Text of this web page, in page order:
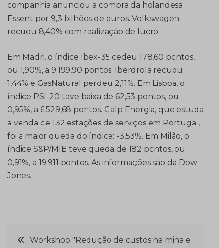
companhia anunciou a compra da holandesa
Essent por 9,3 bilhões de euros. Volkswagen
recuou 8,40% com realização de lucro.
Em Madri, o índice Ibex-35 cedeu 178,60 pontos,
ou 1,90%, a 9.199,90 pontos. Iberdrola recuou
1,44% e GasNatural perdeu 2,11%. Em Lisboa, o
índice PSI-20 teve baixa de 62,53 pontos, ou
0,95%, a 6.529,68 pontos. Galp Energia, que estuda
a venda de 132 estações de serviços em Portugal,
foi a maior queda do índice: -3,53%. Em Milão, o
índice S&P/MIB teve queda de 182 pontos, ou
0,91%, a 19.911 pontos. As informações são da Dow
Jones.
Navegação
Workshop "Redução de custos na mina e